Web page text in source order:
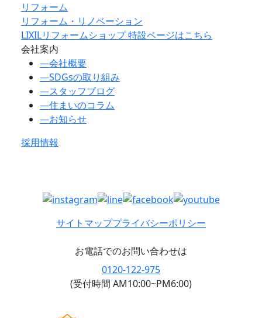
リフォーム
リフォーム・リノベーション
LIXILリフォームショップ 特設ページはこちら
会社案内
―会社概要
―SDGsの取り組み
―スタッフブログ
―住まいのコラム
―お知らせ
採用情報
サイトマッププライバシーポリシー
お電話でのお問い合わせは
0120-122-975
(受付時間 AM10:00~PM6:00)